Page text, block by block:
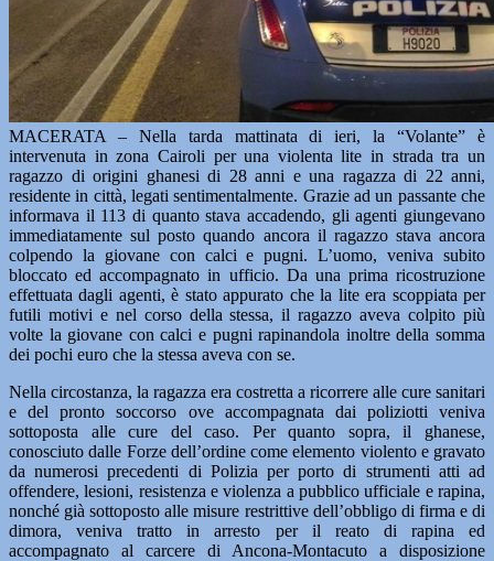
MACERATA – Nella tarda mattinata di ieri, la “Volante” è
intervenuta in zona Cairoli per una violenta lite in strada tra un
ragazzo di origini ghanesi di 28 anni e una ragazza di 22 anni,
residente in città, legati sentimentalmente. Grazie ad un passante che
informava il 113 di quanto stava accadendo, gli agenti giungevano
immediatamente sul posto quando ancora il ragazzo stava ancora
colpendo la giovane con calci e pugni. L’uomo, veniva subito
bloccato ed accompagnato in ufficio. Da una prima ricostruzione
effettuata dagli agenti, è stato appurato che la lite era scoppiata per
futili motivi e nel corso della stessa, il ragazzo aveva colpito più
volte la giovane con calci e pugni rapinandola inoltre della somma
dei pochi euro che la stessa aveva con se.
Nella circostanza, la ragazza era costretta a ricorrere alle cure sanitari
e del pronto soccorso ove accompagnata dai poliziotti veniva
sottoposta alle cure del caso. Per quanto sopra, il ghanese,
conosciuto dalle Forze dell’ordine come elemento violento e gravato
da numerosi precedenti di Polizia per porto di strumenti atti ad
offendere, lesioni, resistenza e violenza a pubblico ufficiale e rapina,
nonché già sottoposto alle misure restrittive dell’obbligo di firma e di
dimora, veniva tratto in arresto per il reato di rapina ed
accompagnato al carcere di Ancona-Montacuto a disposizione